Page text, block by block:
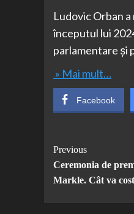
Ludovic Orban
începutul lui
parlamentare şi
» Mai mult…
Facebook
Post
Previous
Ceremonia de
Markle. Cât va